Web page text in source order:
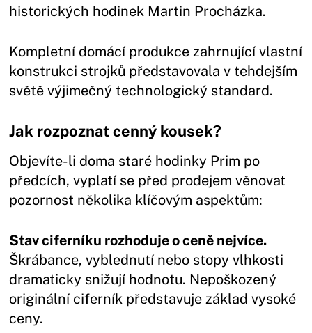
historických hodinek Martin Procházka.
Kompletní domácí produkce zahrnující vlastní
konstrukci strojků představovala v tehdejším
světě výjimečný technologický standard.
Jak rozpoznat cenný kousek?
Objevíte-li doma staré hodinky Prim po
předcích, vyplatí se před prodejem věnovat
pozornost několika klíčovým aspektům:
Stav ciferníku rozhoduje o ceně nejvíce.
Škrábance, vyblednutí nebo stopy vlhkosti
dramaticky snižují hodnotu. Nepoškozený
originální ciferník představuje základ vysoké
ceny.